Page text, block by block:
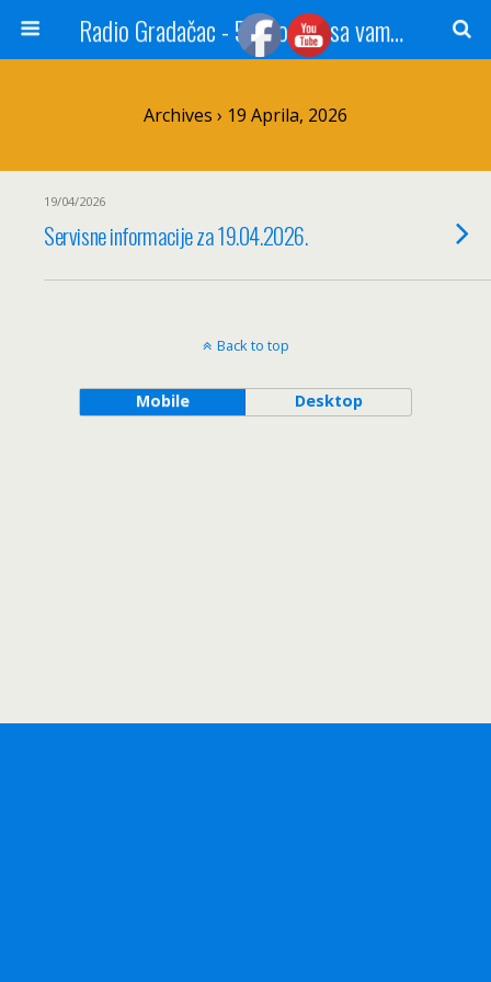
Radio Gradačac - 56 godina sa vama...
Archives › 19 Aprila, 2026
19/04/2026
Servisne informacije za 19.04.2026.
Back to top
Mobile Desktop